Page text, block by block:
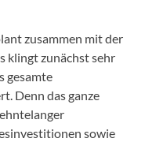
zusammen mit der
klingt zunächst sehr
gesamte
Denn das ganze
sowie